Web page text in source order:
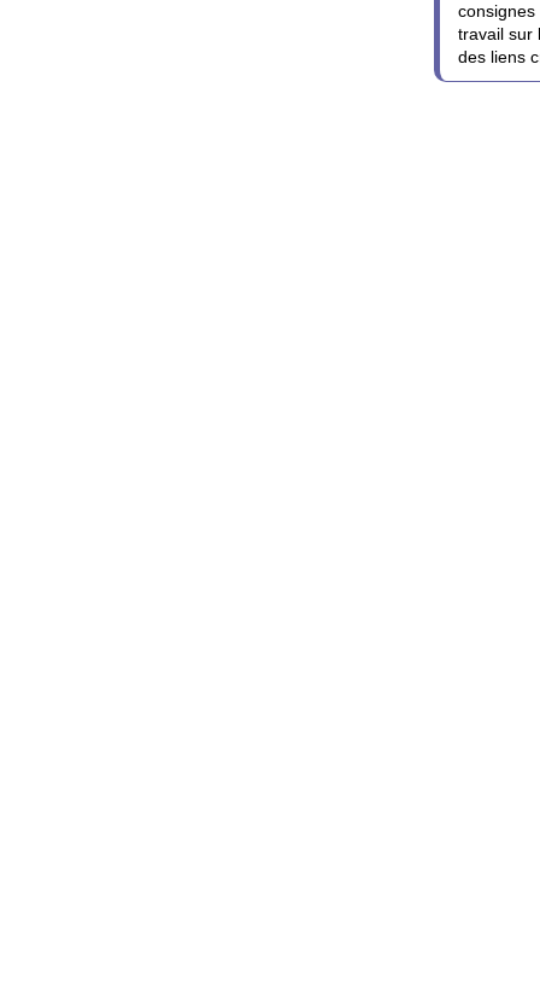
consignes
travail sur
des liens